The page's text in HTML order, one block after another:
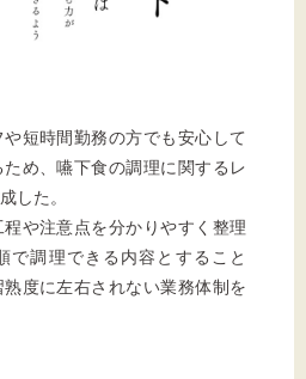
短時間勤務の方でも安心して
め、嚥下食の調理に関するレ
した。
や注意点を分かりやすく整理
で調理できる内容とすること
度に左右されない業務体制を